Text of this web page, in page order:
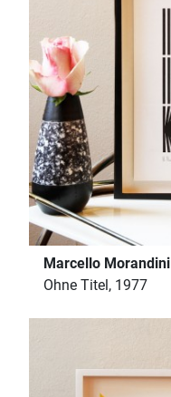
Marcello Morandini
Ohne Titel, 1977